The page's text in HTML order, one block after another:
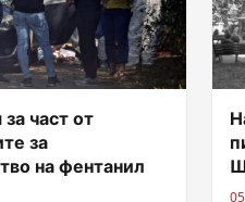
част от
за
на фентанил